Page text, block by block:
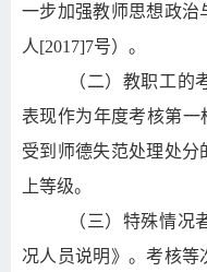
一步加强教师思想政治
人[2017]7号）。
（二）教职工
表现作为年度考核第一
受到师德失范处理处分
上等级。
（三）特殊情
况人员说明》。考核等